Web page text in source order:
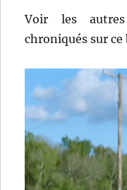
Voir les
chroniqués sur